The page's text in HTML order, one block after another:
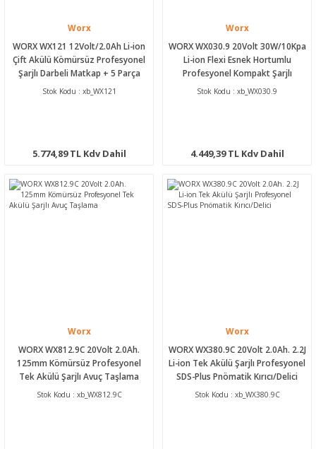
Worx
WORX WX121 12Volt/2.0Ah Li-ion
Çift Akülü Kömürsüz Profesyonel
Şarjlı Darbeli Matkap + 5 Parça
Aksesuar
Stok Kodu : xb_WX121
5.774,89 TL Kdv Dahil
Worx
WORX WX030.9 20Volt 30W/10Kpa
Li-ion Flexi Esnek Hortumlu
Profesyonel Kompakt Şarjlı
Süpürge (Akü Dahil Değildir)
Stok Kodu : xb_WX030.9
4.449,39 TL Kdv Dahil
Worx
WORX WX812.9C 20Volt 2.0Ah.
125mm Kömürsüz Profesyonel
Tek Akülü Şarjlı Avuç Taşlama
Stok Kodu : xb_WX812.9C
Worx
WORX WX380.9C 20Volt 2.0Ah. 2.2J
Li-ion Tek Akülü Şarjlı Profesyonel
SDS-Plus Pnömatik Kırıcı/Delici
Stok Kodu : xb_WX380.9C